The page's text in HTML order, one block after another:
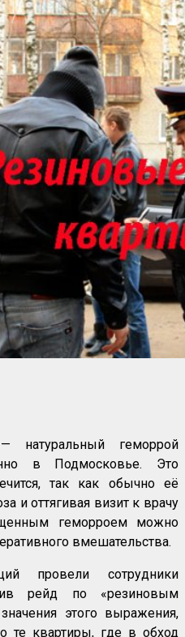
натуральный геморрой
в Подмосковье. Это
так как обычно её
и оттягивая визит к врачу
геморроем можно
вмешательства.
провели сотрудники
рейд по «резиновым
этого выражения,
те квартиры, где в обход